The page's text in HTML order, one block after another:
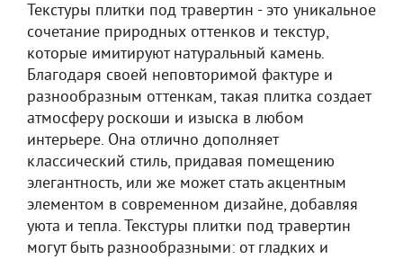
Текстуры плитки под травертин - это уникальное
сочетание природных оттенков и текстур,
которые имитируют натуральный камень.
Благодаря своей неповторимой фактуре и
разнообразным оттенкам, такая плитка создает
атмосферу роскоши и изыска в любом
интерьере. Она отлично дополняет
классический стиль, придавая помещению
элегантность, или же может стать акцентным
элементом в современном дизайне, добавляя
уюта и тепла. Текстуры плитки под травертин
могут быть разнообразными: от гладких и